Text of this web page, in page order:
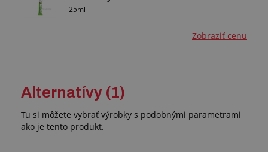
25ml
Zobraziť cenu
Alternatívy (1)
Tu si môžete vybrať výrobky s podobnými parametrami
ako je tento produkt.